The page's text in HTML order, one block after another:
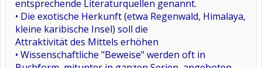
entsprechende Literaturquellen genannt.
• Die exotische Herkunft (etwa Regenwald, Himalaya,
kleine karibische Insel) soll die
Attraktivität des Mittels erhöhen
• Wissenschaftliche "Beweise" werden oft in